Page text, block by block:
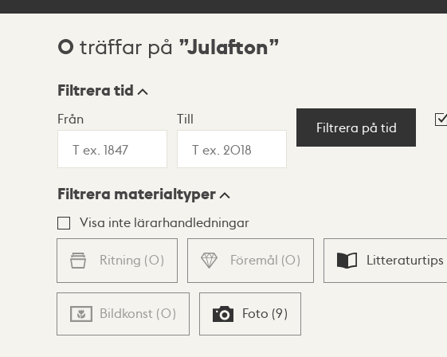
Sökresultat
0 träffar på Julafton
Visningsläge
Lista Karta
Filtrera tid
Från Till
Filtrera på tid
Filtrera materialtyper
Visa inte lärarhandledningar
Ritning (0) Föremål (0) Litteraturtips
Bildkonst (0) Foto (9)